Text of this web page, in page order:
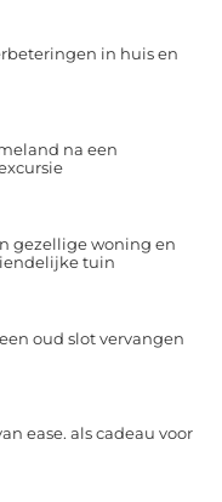
in huis en
na een
gezellige woning en
tuin
oud slot vervangen
ease. als cadeau voor